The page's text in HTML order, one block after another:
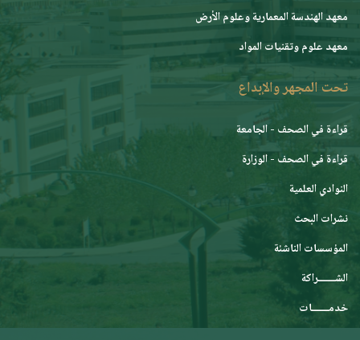
معهد الهندسة المعمارية وعلوم الأرض
معهد علوم وتقنيات المواد
تحت المجهر والإبداع
قراءة في الصحف - الجامعة
قراءة في الصحف - الوزارة
النوادي العلمية
نشرات البحث
المؤسسات الناشئة
الشـــــــراكة
خدمـــــــات